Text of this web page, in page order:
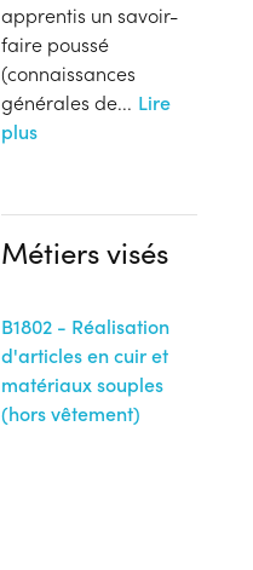
apprentis un savoir-
faire poussé
(connaissances
générales de... Lire
plus
Métiers visés
B1802 - Réalisation
d'articles en cuir et
matériaux souples
(hors vêtement)